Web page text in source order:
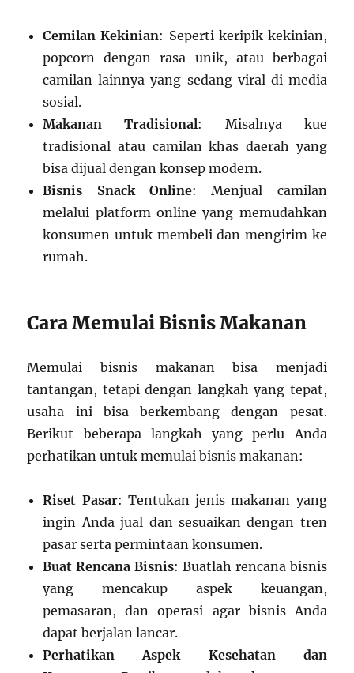
Cemilan Kekinian: Seperti keripik kekinian,
popcorn dengan rasa unik, atau berbagai
camilan lainnya yang sedang viral di media
sosial.
Makanan Tradisional: Misalnya kue
tradisional atau camilan khas daerah yang
bisa dijual dengan konsep modern.
Bisnis Snack Online: Menjual camilan
melalui platform online yang memudahkan
konsumen untuk membeli dan mengirim ke
rumah.
Cara Memulai Bisnis Makanan
Memulai bisnis makanan bisa menjadi
tantangan, tetapi dengan langkah yang tepat,
usaha ini bisa berkembang dengan pesat.
Berikut beberapa langkah yang perlu Anda
perhatikan untuk memulai bisnis makanan:
Riset Pasar: Tentukan jenis makanan yang
ingin Anda jual dan sesuaikan dengan tren
pasar serta permintaan konsumen.
Buat Rencana Bisnis: Buatlah rencana bisnis
yang mencakup aspek keuangan,
pemasaran, dan operasi agar bisnis Anda
dapat berjalan lancar.
Perhatikan Aspek Kesehatan dan